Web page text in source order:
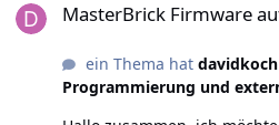
MasterBrick Firmware
ein Thema hat davidkoch
Programmierung und